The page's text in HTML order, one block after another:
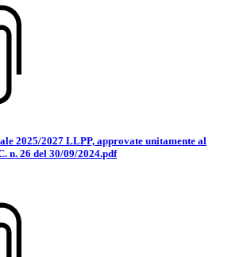
2025/2027 LLPP, approvate unitamente al
n. 26 del 30/09/2024.pdf